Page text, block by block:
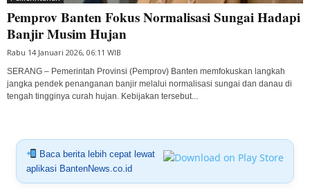
Pemprov Banten Fokus Normalisasi Sungai Hadapi
Banjir Musim Hujan
Rabu 14 Januari 2026, 06:11 WIB
SERANG – Pemerintah Provinsi (Pemprov) Banten memfokuskan langkah
jangka pendek penanganan banjir melalui normalisasi sungai dan danau di
tengah tingginya curah hujan. Kebijakan tersebut...
Baca berita lebih cepat lewat
aplikasi BantenNews.co.id